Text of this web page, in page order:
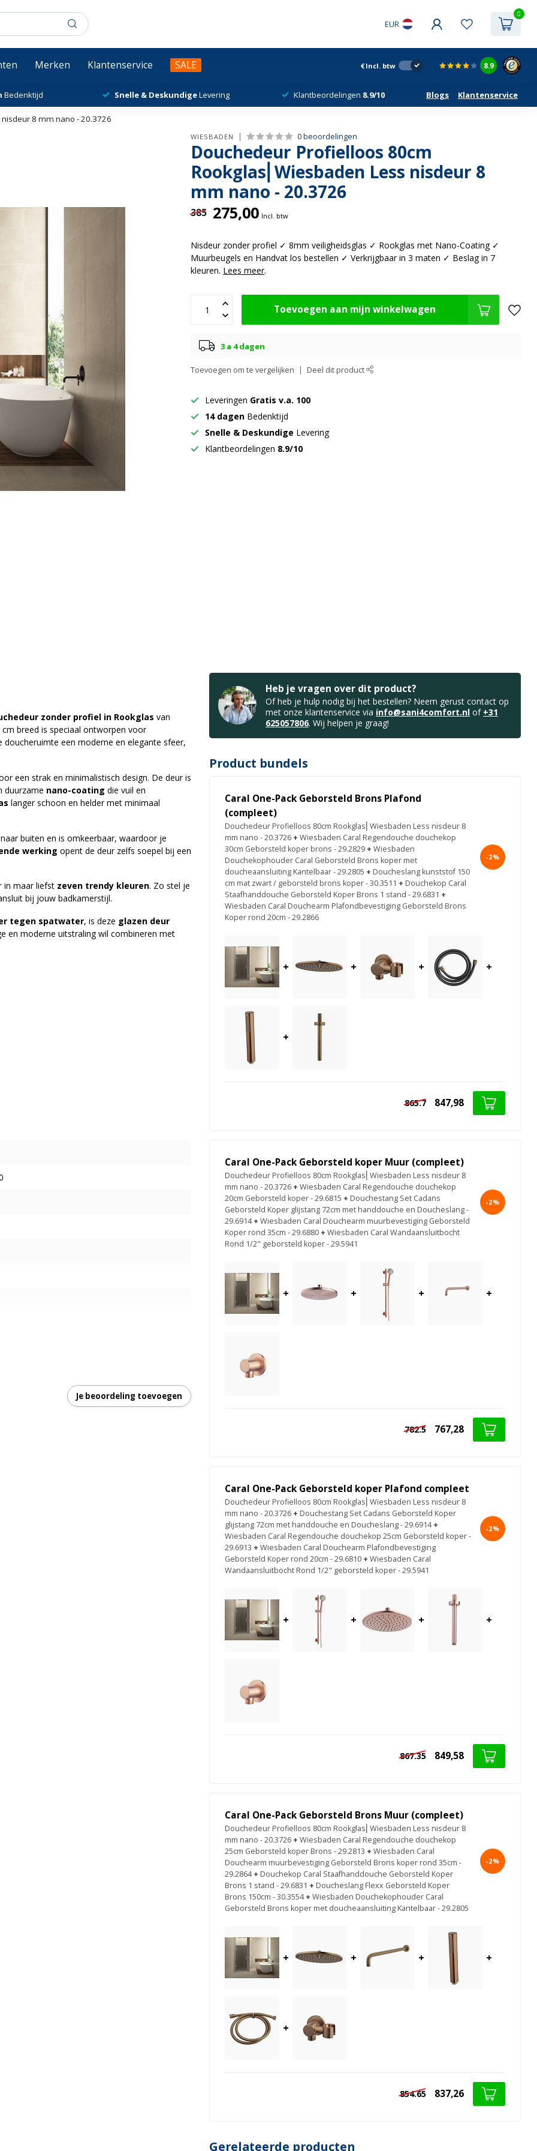
EUR
0
Merken Klantenservice SALE € Incl. btw 8.9
Bedenktijd Snelle & DeskundigeLevering Klantbeordelingen 8.9/10 Blogs Klantenservice
8 mm nano - 20.3726
WIESBADEN 0 beoordelingen
Douchedeur Profielloos 80cm
Rookglas⎢Wiesbaden Less nisdeur 8
mm nano - 20.3726
385 275,00 Incl. btw
Nisdeur zonder profiel ✓ 8mm veiligheidsglas ✓ Rookglas met Nano-Coating ✓
Muurbeugels en Handvat los bestellen ✓ Verkrijgbaar in 3 maten ✓ Beslag in 7
kleuren. Lees meer.
Toevoegen aan mijn winkelwagen
3 a 4 dagen
Toevoegen om te vergelijken Deel dit product
Leveringen Gratis v.a. 100
14 dagen Bedenktijd
Snelle & Deskundige Levering
Klantbeordelingen 8.9/10
zonder profiel in Rookglas van
cm breed is speciaal ontworpen voor
doucheruimte een moderne en elegante sfeer,
een strak en minimalistisch design. De deur is
duurzame nano-coating die vuil en
langer schoon en helder met minimaal
buiten en is omkeerbaar, waardoor je
werking opent de deur zelfs soepel bij een
in maar liefst zeven trendy kleuren. Zo stel je
bij jouw badkamerstijl.
tegen spatwater, is deze glazen deur
en moderne uitstraling wil combineren met
Je beoordeling toevoegen
Heb je vragen over dit product?
Of heb je hulp nodig bij het bestellen? Neem gerust contact op
met onze klantenservice via info@sani4comfort.nl of +31
625057806. Wij helpen je graag!
Product bundels
Caral One-Pack Geborsteld Brons Plafond
(compleet)
Douchedeur Profielloos 80cm Rookglas⎢Wiesbaden Less nisdeur 8
mm nano - 20.3726 + Wiesbaden Caral Regendouche douchekop
30cm Geborsteld koper brons - 29.2829 + Wiesbaden
Douchekophouder Caral Geborsteld Brons koper met
doucheaansluiting Kantelbaar - 29.2805 + Doucheslang kunststof 150
cm mat zwart / geborsteld brons koper - 30.3511 + Douchekop Caral
Staafhanddouche Geborsteld Koper Brons 1 stand - 29.6831 +
Wiesbaden Caral Douchearm Plafondbevestiging Geborsteld Brons
Koper rond 20cm - 29.2866
-2%
+ + + +
+
865.7 847,98
Caral One-Pack Geborsteld koper Muur (compleet)
Douchedeur Profielloos 80cm Rookglas⎢Wiesbaden Less nisdeur 8
mm nano - 20.3726 + Wiesbaden Caral Regendouche douchekop
20cm Geborsteld koper - 29.6815 + Douchestang Set Cadans
Geborsteld Koper glijstang 72cm met handdouche en Doucheslang -
29.6914 + Wiesbaden Caral Douchearm muurbevestiging Geborsteld
Koper rond 35cm - 29.6880 + Wiesbaden Caral Wandaansluitbocht
Rond 1/2" geborsteld koper - 29.5941
-2%
+ + + +
782.5 767,28
Caral One-Pack Geborsteld koper Plafond compleet
Douchedeur Profielloos 80cm Rookglas⎢Wiesbaden Less nisdeur 8
mm nano - 20.3726 + Douchestang Set Cadans Geborsteld Koper
glijstang 72cm met handdouche en Doucheslang - 29.6914 +
Wiesbaden Caral Regendouche douchekop 25cm Geborsteld koper -
29.6913 + Wiesbaden Caral Douchearm Plafondbevestiging
Geborsteld Koper rond 20cm - 29.6810 + Wiesbaden Caral
Wandaansluitbocht Rond 1/2" geborsteld koper - 29.5941
-2%
+ + + +
867.35 849,58
Caral One-Pack Geborsteld Brons Muur (compleet)
Douchedeur Profielloos 80cm Rookglas⎢Wiesbaden Less nisdeur 8
mm nano - 20.3726 + Wiesbaden Caral Regendouche douchekop
25cm Geborsteld koper Brons - 29.2813 + Wiesbaden Caral
Douchearm muurbevestiging Geborsteld Brons koper rond 35cm -
29.2864 + Douchekop Caral Staafhanddouche Geborsteld Koper
Brons 1 stand - 29.6831 + Doucheslang Flexx Geborsteld Koper
Brons 150cm - 30.3554 + Wiesbaden Douchekophouder Caral
Geborsteld Brons koper met doucheaansluiting Kantelbaar - 29.2805
-2%
+ + + +
+
854.65 837,26
Gerelateerde producten